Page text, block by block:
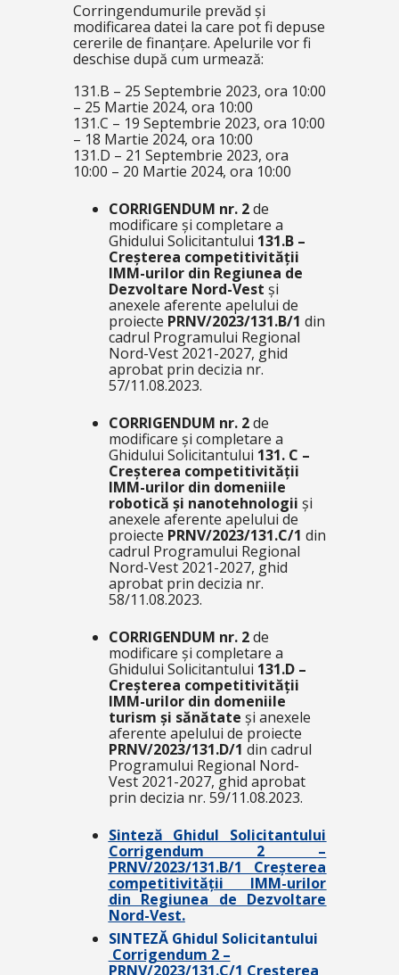
Corringendumurile prevăd și
modificarea datei la care pot fi depuse
cererile de finanțare. Apelurile vor fi
deschise după cum urmează:
131.B – 25 Septembrie 2023, ora 10:00
– 25 Martie 2024, ora 10:00
131.C – 19 Septembrie 2023, ora 10:00
– 18 Martie 2024, ora 10:00
131.D – 21 Septembrie 2023, ora
10:00 – 20 Martie 2024, ora 10:00
CORRIGENDUM nr. 2de
modificare și completare a
Ghidului Solicitantului 131.B –
Creșterea competitivității
IMM-urilor din Regiunea de
Dezvoltare Nord-Vest și
anexele aferente apelului de
proiecte PRNV/2023/131.B/1 din
cadrul Programului Regional
Nord-Vest 2021-2027, ghid
aprobat prin decizia nr.
57/11.08.2023.
CORRIGENDUM nr. 2de
modificare și completare a
Ghidului Solicitantului 131. C –
Creșterea competitivității
IMM-urilor din domeniile
robotică și nanotehnologii și
anexele aferente apelului de
proiecte PRNV/2023/131.C/1 din
cadrul Programului Regional
Nord-Vest 2021-2027, ghid
aprobat prin decizia nr.
58/11.08.2023.
CORRIGENDUM nr. 2de
modificare și completare a
Ghidului Solicitantului 131.D –
Creșterea competitivității
IMM-urilor din domeniile
turism și sănătate și anexele
aferente apelului de proiecte
PRNV/2023/131.D/1 din cadrul
Programului Regional Nord-
Vest 2021-2027, ghid aprobat
prin decizia nr. 59/11.08.2023.
Sinteză Ghidul Solicitantului
Corrigendum 2 –
PRNV/2023/131.B/1 Creșterea
competitivității IMM-urilor
din Regiunea de Dezvoltare
Nord-Vest.
SINTEZĂ Ghidul Solicitantului
Corrigendum 2 –
PRNV/2023/131.C/1 Creșterea